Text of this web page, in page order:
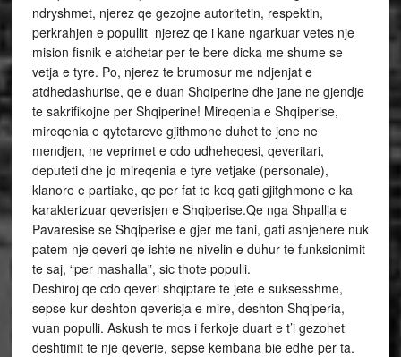
ndryshmet, njerez qe gezojne autoritetin, respektin,
perkrahjen e popullit ­ njerez qe i kane ngarkuar vetes nje
mision fisnik e atdhetar per te bere dicka me shume se
vetja e tyre. Po, njerez te brumosur me ndjenjat e
atdhedashurise, qe e duan Shqiperine dhe jane ne gjendje
te sakrifikojne per Shqiperine! Mireqenia e Shqiperise,
mireqenia e qytetareve gjithmone duhet te jene ne
mendjen, ne veprimet e cdo udheheqesi, qeveritari,
deputeti dhe jo mireqenia e tyre vetjake (personale),
klanore e partiake, qe per fat te keq gati gjitghmone e ka
karakterizuar qeverisjen e Shqiperise.Qe nga Shpallja e
Pavaresise se Shqiperise e gjer me tani, gati asnjehere nuk
patem nje qeveri qe ishte ne nivelin e duhur te funksionimit
te saj, “per mashalla”, sic thote populli.
Deshiroj qe cdo qeveri shqiptare te jete e suksesshme,
sepse kur deshton qeverisja e mire, deshton Shqiperia,
vuan populli. Askush te mos i ferkoje duart e t’i gezohet
deshtimit te nje qeverie, sepse kembana bie edhe per ta.